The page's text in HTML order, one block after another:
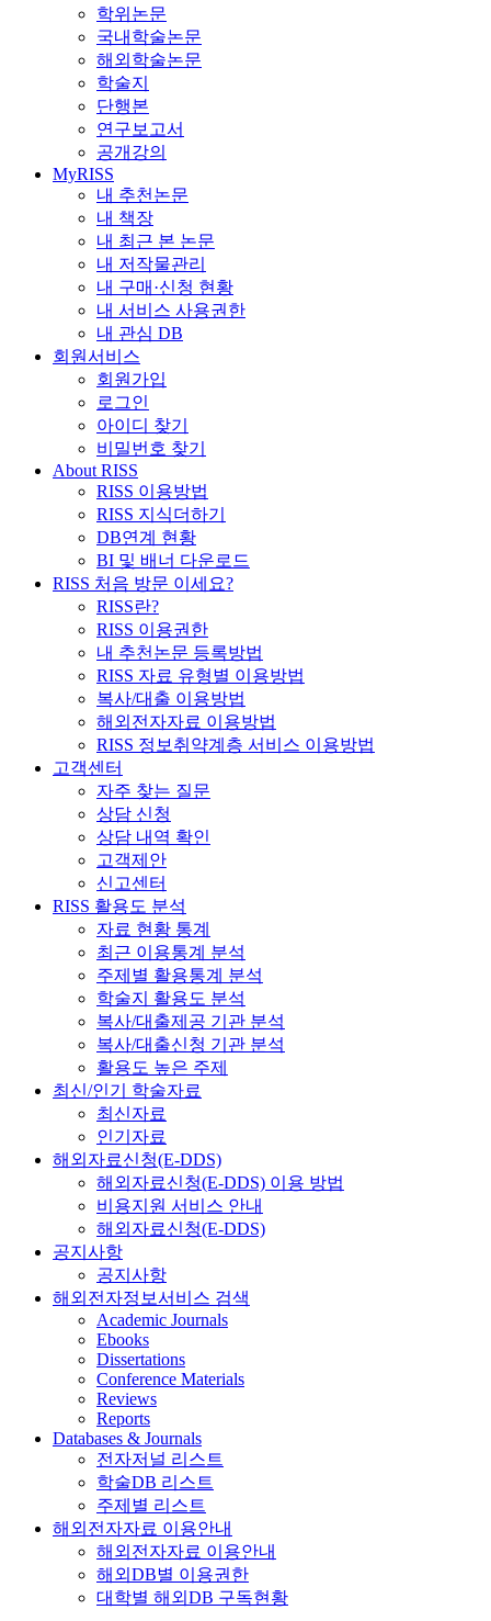
학위논문
국내학술논문
해외학술논문
학술지
단행본
연구보고서
공개강의
MyRISS
내 추천논문
내 책장
내 최근 본 논문
내 저작물관리
내 구매·신청 현황
내 서비스 사용권한
내 관심 DB
회원서비스
회원가입
로그인
아이디 찾기
비밀번호 찾기
About RISS
RISS 이용방법
RISS 지식더하기
DB연계 현황
BI 및 배너 다운로드
RISS 처음 방문 이세요?
RISS란?
RISS 이용권한
내 추천논문 등록방법
RISS 자료 유형별 이용방법
복사/대출 이용방법
해외전자자료 이용방법
RISS 정보취약계층 서비스 이용방법
고객센터
자주 찾는 질문
상담 신청
상담 내역 확인
고객제안
신고센터
RISS 활용도 분석
자료 현황 통계
최근 이용통계 분석
주제별 활용통계 분석
학술지 활용도 분석
복사/대출제공 기관 분석
복사/대출신청 기관 분석
활용도 높은 주제
최신/인기 학술자료
최신자료
인기자료
해외자료신청(E-DDS)
해외자료신청(E-DDS) 이용 방법
비용지원 서비스 안내
해외자료신청(E-DDS)
공지사항
공지사항
해외전자정보서비스 검색
Academic Journals
Ebooks
Dissertations
Conference Materials
Reviews
Reports
Databases & Journals
전자저널 리스트
학술DB 리스트
주제별 리스트
해외전자자료 이용안내
해외전자자료 이용안내
해외DB별 이용권한
대학별 해외DB 구독현황